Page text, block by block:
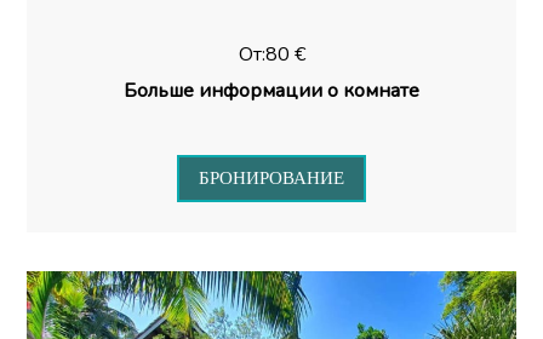
От:80 €
Больше информации о комнате
БРОНИРОВАНИЕ